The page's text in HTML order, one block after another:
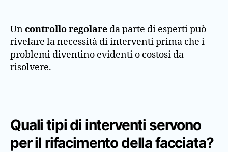
Uncontrollo regolare da parte di esperti può
rivelare la necessità di interventi prima che i
problemi diventino evidenti o costosi da
risolvere.
Quali tipi di interventi servono
per il rifacimento della facciata?